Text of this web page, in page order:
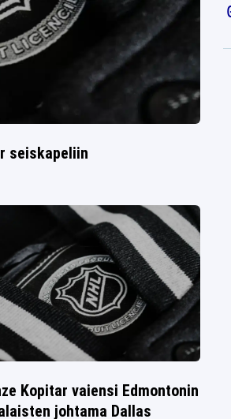
seiskapeliin
Kopitar vaiensi Edmontonin
johtama Dallas